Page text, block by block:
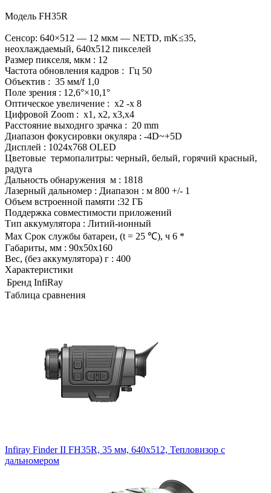
Модель FH35R
Сенсор: 640×512 — 12 мкм — NETD, mK≤35,
неохлаждаемый, 640x512 пикселей
Размер пикселя, мкм : 12
Частота обновления кадров : Гц 50
Объектив : 35 мм/f 1,0
Поле зрения : 12,6°×10,1°
Оптическое увеличение : х2 -х 8
Цифровой Zoom : x1, x2, x3,x4
Расстояние выходнго зрачка : 20 mm
Диапазон фокусировки окуляра : -4D~+5D
Дисплей : 1024x768 OLED
Цветовые термопалитры: черный, белый, горячий красный,
радуга
Дальность обнаружения м : 1818
Лазерный дальномер : Диапазон : м 800 +/- 1
Объем встроенной памяти :32 ГБ
Поддержка совместимости приложений
Тип аккумулятора : Литий-ионный
Маx Срок службы батареи, (t = 25 ℃), ч 6 *
Габариты, мм : 90x50x160
Вес, (без аккумулятора) г : 400
Характеристики
Бренд InfiRay
Таблица сравнения
Infiray Finder II FH35R, 35 мм, 640x512, Тепловизор с
дальномером